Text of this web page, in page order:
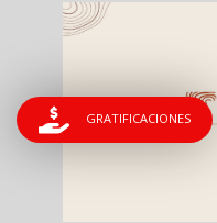
GRATIFICACIONES